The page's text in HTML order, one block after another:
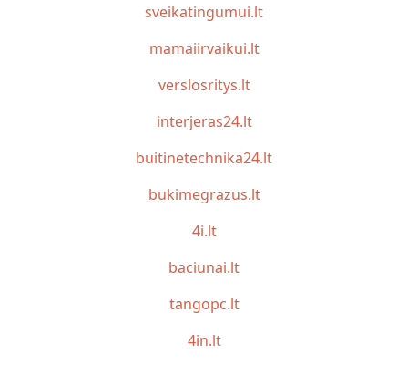
sveikatingumui.lt
mamaiirvaikui.lt
verslosritys.lt
interjeras24.lt
buitinetechnika24.lt
bukimegrazus.lt
4i.lt
baciunai.lt
tangopc.lt
4in.lt